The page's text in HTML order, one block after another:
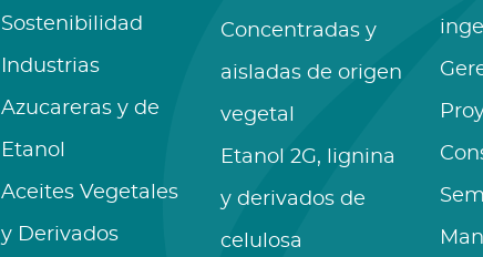
Sostenibilidad
Industrias
Azucareras y de
Etanol
Aceites Vegetales
y Derivados
Concentradas y
aisladas de origen
vegetal
Etanol 2G, lignina
y derivados de
celulosa